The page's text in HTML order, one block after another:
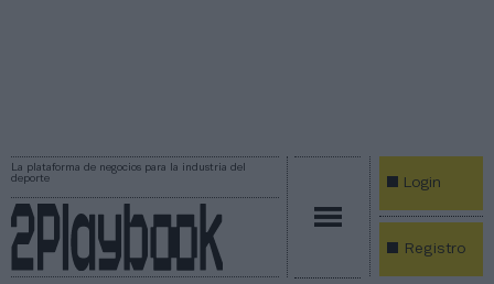
La plataforma de negocios para la industria del
deporte
Login
Registro